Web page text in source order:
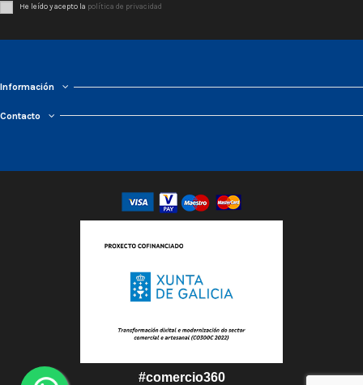
He leído y acepto la política de privacidad
Información
Contacto
#comercio360